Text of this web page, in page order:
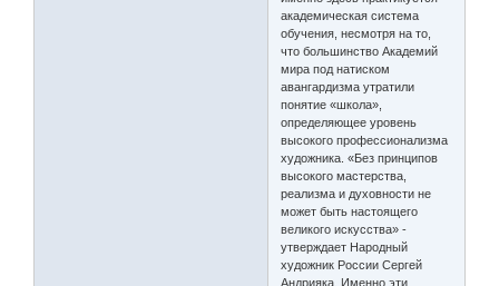
академическая система
обучения, несмотря на то,
что большинство Академий
мира под натиском
авангардизма утратили
понятие «школа»,
определяющее уровень
высокого профессионализма
художника. «Без принципов
высокого мастерства,
реализма и духовности не
может быть настоящего
великого искусства» -
утверждает Народный
художник России Сергей
Андрияка. Именно эти